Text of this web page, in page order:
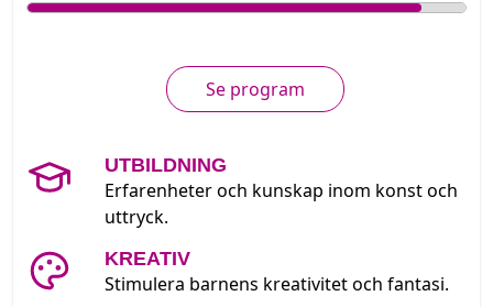
Se program
UTBILDNING
Erfarenheter och kunskap inom konst och
uttryck.
KREATIV
Stimulera barnens kreativitet och fantasi.